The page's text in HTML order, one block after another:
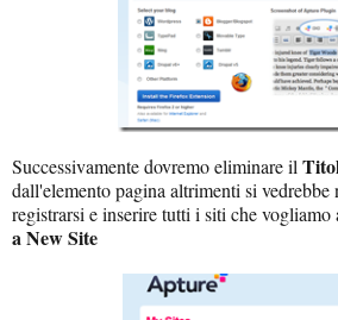
Successivamente dovremo eliminare il
dall'elemento pagina altrimenti si vedrebbe
registrarsi e inserire tutti i siti che vogliamo
a New Site